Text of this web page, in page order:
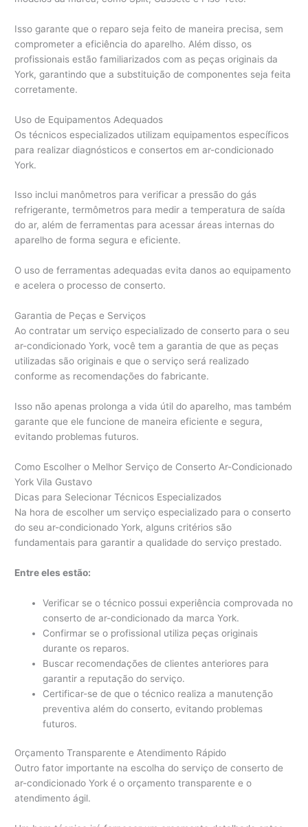
Isso garante que o reparo seja feito de maneira precisa, sem
comprometer a eficiência do aparelho. Além disso, os
profissionais estão familiarizados com as peças originais da
York, garantindo que a substituição de componentes seja feita
corretamente.
Uso de Equipamentos Adequados
Os técnicos especializados utilizam equipamentos específicos
para realizar diagnósticos e consertos em ar-condicionado
York.
Isso inclui manômetros para verificar a pressão do gás
refrigerante, termômetros para medir a temperatura de saída
do ar, além de ferramentas para acessar áreas internas do
aparelho de forma segura e eficiente.
O uso de ferramentas adequadas evita danos ao equipamento
e acelera o processo de conserto.
Garantia de Peças e Serviços
Ao contratar um serviço especializado de conserto para o seu
ar-condicionado York, você tem a garantia de que as peças
utilizadas são originais e que o serviço será realizado
conforme as recomendações do fabricante.
Isso não apenas prolonga a vida útil do aparelho, mas também
garante que ele funcione de maneira eficiente e segura,
evitando problemas futuros.
Como Escolher o Melhor Serviço de Conserto Ar-Condicionado
York Vila Gustavo
Dicas para Selecionar Técnicos Especializados
Na hora de escolher um serviço especializado para o conserto
do seu ar-condicionado York, alguns critérios são
fundamentais para garantir a qualidade do serviço prestado.
Entre eles estão:
Verificar se o técnico possui experiência comprovada no
conserto de ar-condicionado da marca York.
Confirmar se o profissional utiliza peças originais
durante os reparos.
Buscar recomendações de clientes anteriores para
garantir a reputação do serviço.
Certificar-se de que o técnico realiza a manutenção
preventiva além do conserto, evitando problemas
futuros.
Orçamento Transparente e Atendimento Rápido
Outro fator importante na escolha do serviço de conserto de
ar-condicionado York é o orçamento transparente e o
atendimento ágil.